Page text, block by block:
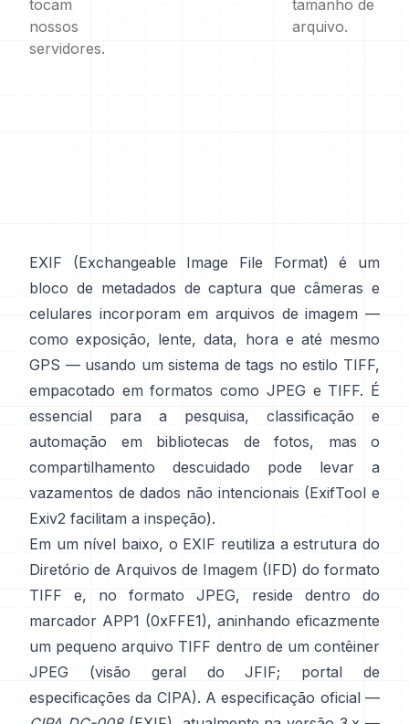
tocam
nossos
servidores.
tamanho de
arquivo.
EXIF (Exchangeable Image File Format) é um
bloco de metadados de captura que câmeras e
celulares incorporam em arquivos de imagem —
como exposição, lente, data, hora e até mesmo
GPS — usando um sistema de tags noestilo TIFF,
empacotado em formatos como JPEG e TIFF. É
essencial para a pesquisa, classificação e
automação em bibliotecas de fotos, mas o
compartilhamento descuidado pode levar a
vazamentos de dados não intencionais (ExifTool e
Exiv2 facilitam a inspeção).
Em um nível baixo, o EXIF reutiliza a estrutura do
Diretório de Arquivos de Imagem (IFD) do formato
TIFF e, no formato JPEG, reside dentro do
marcador APP1 (0xFFE1), aninhando eficazmente
um pequeno arquivo TIFF dentro de um contêiner
JPEG (visão geral do JFIF; portal de
especificações da CIPA). A especificação oficial —